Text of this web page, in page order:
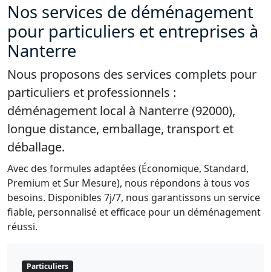
Nos services de déménagement
pour particuliers et entreprises à
Nanterre
Nous proposons des services complets pour
particuliers et professionnels :
déménagement local à Nanterre (92000),
longue distance, emballage, transport et
déballage.
Avec des formules adaptées (Économique, Standard,
Premium et Sur Mesure), nous répondons à tous vos
besoins. Disponibles 7j/7, nous garantissons un service
fiable, personnalisé et efficace pour un déménagement
réussi.
Particuliers